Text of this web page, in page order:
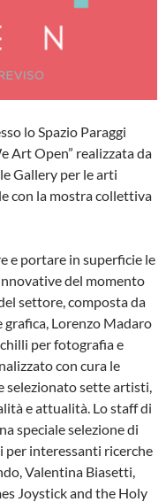
lo Spazio Paraggi
Art Open” realizzata da
Gallery per le arti
con la mostra collettiva
e portare in superficie le
del momento
settore, composta da
Lorenzo Madaro
per fotografia e
con cura le
selezionato sette artisti,
e attualità. Lo staff di
speciale selezione di
interessanti ricerche
Valentina Biasetti,
Joystick and the Holy